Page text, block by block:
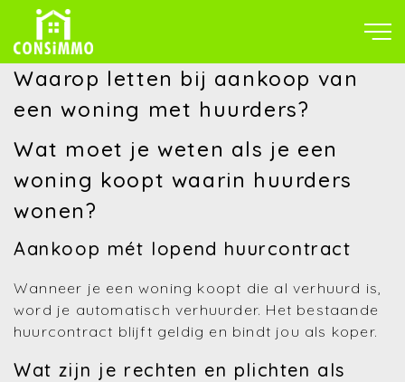
Waarop letten bij aankoop van
een woning met huurders?
Wat moet je weten als je een
woning koopt waarin huurders
wonen?
Aankoop mét lopend huurcontract
Wanneer je een woning koopt die al verhuurd is,
word je automatisch verhuurder. Het bestaande
huurcontract blijft geldig en bindt jou als koper.
Wat zijn je rechten en plichten als